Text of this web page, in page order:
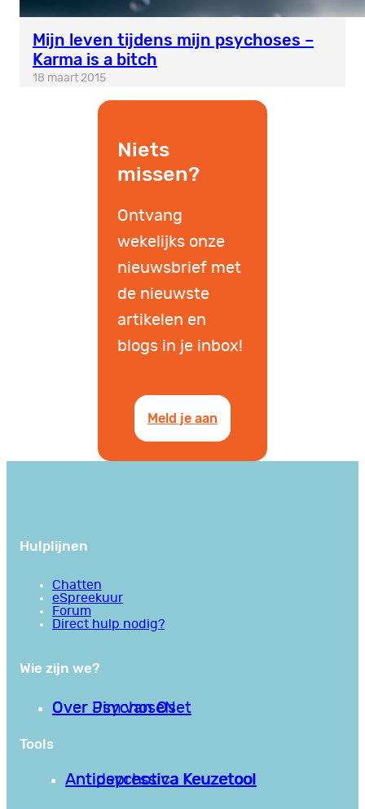
Mijn leven tijdens mijn psychoses –
Karma is a bitch
18 maart 2015
Niets
missen?
Ontvang
wekelijks onze
nieuwsbrief met
de nieuwste
artikelen en
blogs in je inbox!
Meld je aan
Hulplijnen
Chatten
eSpreekuur
Forum
Direct hulp nodig?
Wie zijn we?
Over PsychoseNet
Over Jim van Os
Tools
Antipsychotica Keuzetool
Antidepressiva Keuzetool